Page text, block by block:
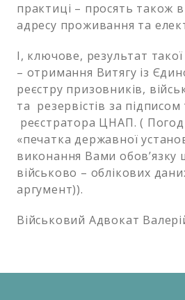
практиці – просять також
адресу проживання та
І, ключове, результат
– отримання Витягу із
реєстру призовників,
та резервістів за
реєстратора ЦНАП. (
«печатка державної
виконання Вами
військово – облікових
аргумент)).
Військовий Адвокат